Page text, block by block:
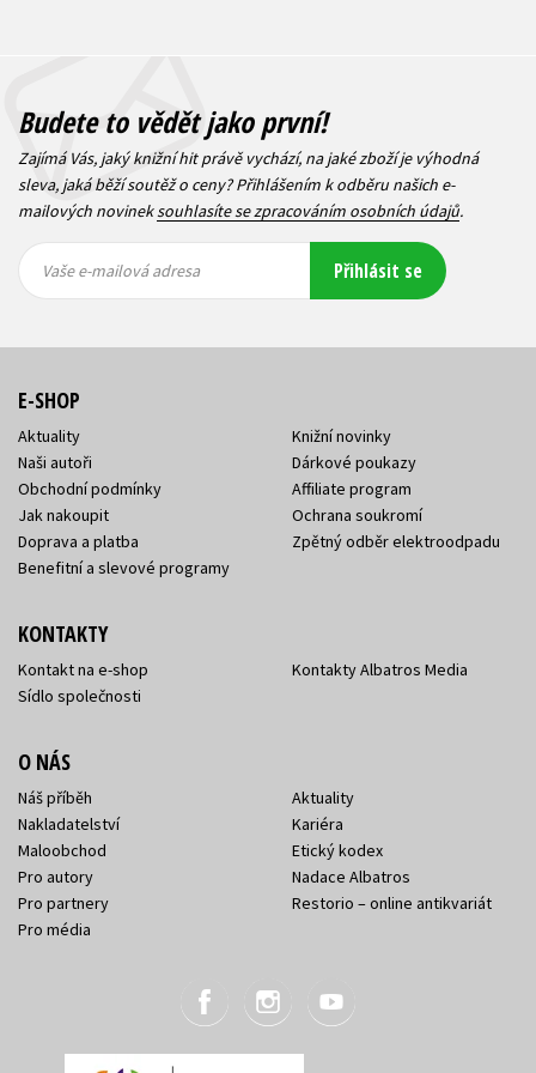
Budete to vědět jako první!
Zajímá Vás, jaký knižní hit právě vychází, na jaké zboží je výhodná
sleva, jaká běží soutěž o ceny? Přihlášením k odběru našich e-
mailových novineksouhlasíte se zpracováním osobních údajů.
mailová
mailová
Vaše e-mailová adresa Přihlásit se
E-SHOP
Aktuality
Naši autoři
Obchodní podmínky
Jak nakoupit
Doprava a platba
Benefitní a slevové programy
Knižní novinky
Dárkové poukazy
Affiliate program
Ochrana soukromí
Zpětný odběr elektroodpadu
KONTAKTY
Kontakt na e-shop
Sídlo společnosti
Kontakty Albatros Media
O NÁS
Náš příběh
Nakladatelství
Maloobchod
Pro autory
Pro partnery
Pro média
Aktuality
Kariéra
Etický kodex
Nadace Albatros
Restorio – online antikvariát